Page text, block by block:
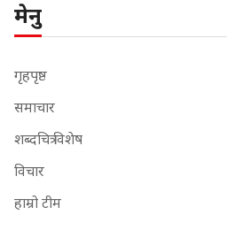
मेनु
गृहपृष्ठ
समाचार
शब्दचित्र विशेष
विचार
हाम्रो टीम